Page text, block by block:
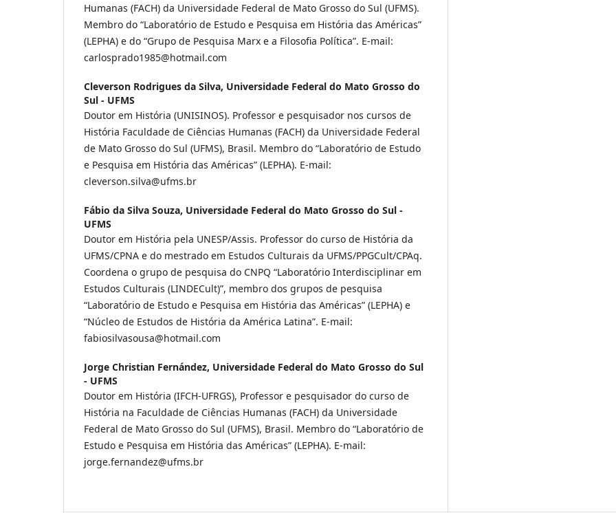
Humanas (FACH) da Universidade Federal de Mato Grosso do Sul (UFMS).
Membro do “Laboratório de Estudo e Pesquisa em História das Américas”
(LEPHA) e do “Grupo de Pesquisa Marx e a Filosofia Política”. E-mail:
carlosprado1985@hotmail.com
Cleverson Rodrigues da Silva, Universidade Federal do Mato Grosso do
Sul - UFMS
Doutor em História (UNISINOS). Professor e pesquisador nos cursos de
História Faculdade de Ciências Humanas (FACH) da Universidade Federal
de Mato Grosso do Sul (UFMS), Brasil. Membro do “Laboratório de Estudo
e Pesquisa em História das Américas” (LEPHA). E-mail:
cleverson.silva@ufms.br
Fábio da Silva Souza, Universidade Federal do Mato Grosso do Sul -
UFMS
Doutor em História pela UNESP/Assis. Professor do curso de História da
UFMS/CPNA e do mestrado em Estudos Culturais da UFMS/PPGCult/CPAq.
Coordena o grupo de pesquisa do CNPQ “Laboratório Interdisciplinar em
Estudos Culturais (LINDECult)”, membro dos grupos de pesquisa
“Laboratório de Estudo e Pesquisa em História das Américas” (LEPHA) e
“Núcleo de Estudos de História da América Latina”. E-mail:
fabiosilvasousa@hotmail.com
Jorge Christian Fernández, Universidade Federal do Mato Grosso do Sul
- UFMS
Doutor em História (IFCH-UFRGS), Professor e pesquisador do curso de
História na Faculdade de Ciências Humanas (FACH) da Universidade
Federal de Mato Grosso do Sul (UFMS), Brasil. Membro do “Laboratório de
Estudo e Pesquisa em História das Américas” (LEPHA). E-mail:
jorge.fernandez@ufms.br